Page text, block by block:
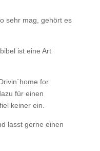
sehr mag, gehört es
ist eine Art
for
für einen
keiner ein.
lasst gerne einen